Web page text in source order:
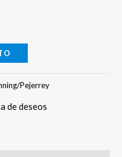
Pejerrey
de deseos